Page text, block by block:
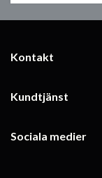
Kontakt
Kundtjänst
Sociala medier